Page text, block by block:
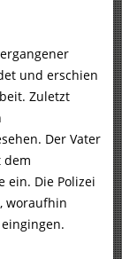
und erschien
Zuletzt
Der Vater
dem
ein. Die Polizei
woraufhin